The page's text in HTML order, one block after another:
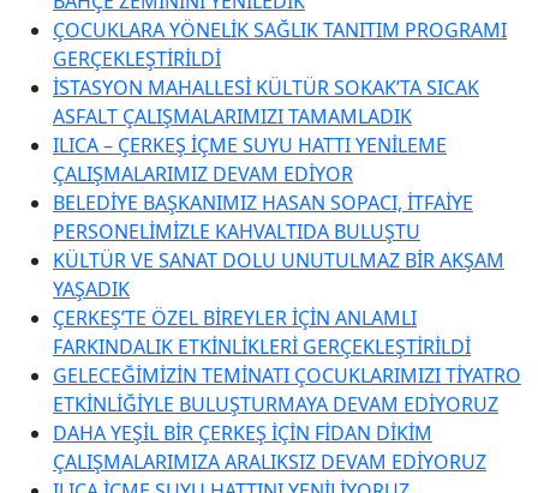
ÇOCUKLARA YÖNELİK SAĞLIK TANITIM PROGRAMI
GERÇEKLEŞTİRİLDİ
İSTASYON MAHALLESİ KÜLTÜR SOKAK’TA SICAK
ASFALT ÇALIŞMALARIMIZI TAMAMLADIK
ILICA – ÇERKEŞ İÇME SUYU HATTI YENİLEME
ÇALIŞMALARIMIZ DEVAM EDİYOR
BELEDİYE BAŞKANIMIZ HASAN SOPACI, İTFAİYE
PERSONELİMİZLE KAHVALTIDA BULUŞTU
KÜLTÜR VE SANAT DOLU UNUTULMAZ BİR AKŞAM
YAŞADIK
ÇERKEŞ’TE ÖZEL BİREYLER İÇİN ANLAMLI
FARKINDALIK ETKİNLİKLERİ GERÇEKLEŞTİRİLDİ
GELECEĞİMİZİN TEMİNATI ÇOCUKLARIMIZI TİYATRO
ETKİNLİĞİYLE BULUŞTURMAYA DEVAM EDİYORUZ
DAHA YEŞİL BİR ÇERKEŞ İÇİN FİDAN DİKİM
ÇALIŞMALARIMIZA ARALIKSIZ DEVAM EDİYORUZ